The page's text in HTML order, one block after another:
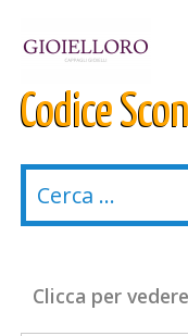
Codice
Clicca per